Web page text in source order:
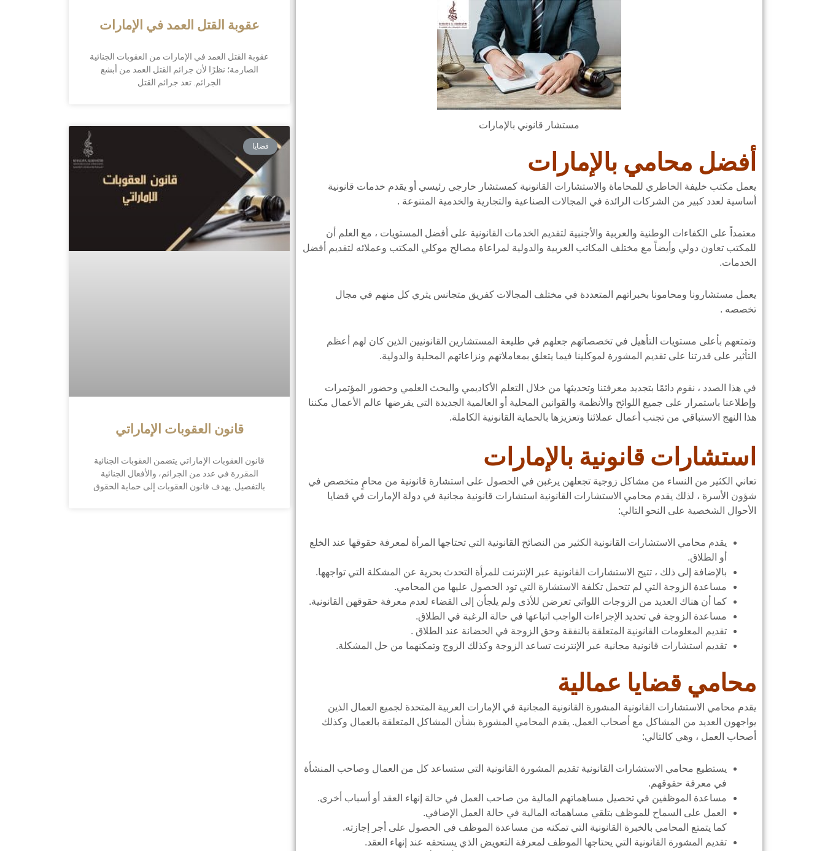
مستشار قانوني بالإمارات
أفضل محامي بالإمارات
يعمل مكتب خليفة الخاطري للمحاماة والاستشارات القانونية كمستشار خارجي رئيسي أو يقدم خدمات قانونية
أساسية لعدد كبير من الشركات الرائدة في المجالات الصناعية والتجارية والخدمية المتنوعة .
معتمداً على الكفاءات الوطنية والعربية والأجنبية لتقديم الخدمات القانونية على أفضل المستويات ، مع العلم أن
للمكتب تعاون دولي وأيضاً مع مختلف المكاتب العربية والدولية لمراعاة مصالح موكلي المكتب وعملائه لتقديم أفضل
الخدمات.
يعمل مستشارونا ومحامونا بخبراتهم المتعددة في مختلف المجالات كفريق متجانس يثري كل منهم في مجال
تخصصه .
وتمتعهم بأعلى مستويات التأهيل في تخصصاتهم جعلهم في طليعة المستشارين القانونيين الذين كان لهم أعظم
التأثير على قدرتنا على تقديم المشورة لموكلينا فيما يتعلق بمعاملاتهم ونزاعاتهم المحلية والدولية.
في هذا الصدد ، نقوم دائمًا بتجديد معرفتنا وتحديثها من خلال التعلم الأكاديمي والبحث العلمي وحضور المؤتمرات
وإطلاعنا باستمرار على جميع اللوائح والأنظمة والقوانين المحلية أو العالمية الجديدة التي يفرضها عالم الأعمال مكننا
هذا النهج الاستباقي من تجنب أعمال عملائنا وتعزيزها بالحماية القانونية الكاملة.
استشارات قانونية بالإمارات
تعاني الكثير من النساء من مشاكل زوجية تجعلهن يرغبن في الحصول على استشارة قانونية من محامٍ متخصص في
شؤون الأسرة ، لذلك يقدم محامي الاستشارات القانونية استشارات قانونية مجانية في دولة الإمارات في قضايا
الأحوال الشخصية على النحو التالي:
يقدم محامي الاستشارات القانونية الكثير من النصائح القانونية التي تحتاجها المرأة لمعرفة حقوقها عند الخلع
أو الطلاق.
بالإضافة إلى ذلك ، تتيح الاستشارات القانونية عبر الإنترنت للمرأة التحدث بحرية عن المشكلة التي تواجهها.
مساعدة الزوجة التي لم تتحمل تكلفة الاستشارة التي تود الحصول عليها من المحامي.
كما أن هناك العديد من الزوجات اللواتي تعرضن للأذى ولم يلجأن إلى القضاء لعدم معرفة حقوقهن القانونية.
مساعدة الزوجة في تحديد الإجراءات الواجب اتباعها في حالة الرغبة في الطلاق.
تقديم المعلومات القانونية المتعلقة بالنفقة وحق الزوجة في الحضانة عند الطلاق .
تقديم استشارات قانونية مجانية عبر الإنترنت تساعد الزوجة وكذلك الزوج وتمكنهما من حل المشكلة.
محامي قضايا عمالية
يقدم محامي الاستشارات القانونية المشورة القانونية المجانية في الإمارات العربية المتحدة لجميع العمال الذين
يواجهون العديد من المشاكل مع أصحاب العمل. يقدم المحامي المشورة بشأن المشاكل المتعلقة بالعمال وكذلك
أصحاب العمل ، وهي كالتالي:
يستطيع محامي الاستشارات القانونية تقديم المشورة القانونية التي ستساعد كل من العمال وصاحب المنشأة
في معرفة حقوقهم.
مساعدة الموظفين في تحصيل مساهماتهم المالية من صاحب العمل في حالة إنهاء العقد أو أسباب أخرى.
العمل على السماح للموظف بتلقي مساهماته المالية في حالة العمل الإضافي.
كما يتمتع المحامي بالخبرة القانونية التي تمكنه من مساعدة الموظف في الحصول على أجر إجازته.
تقديم المشورة القانونية التي يحتاجها الموظف لمعرفة التعويض الذي يستحقه عند إنهاء العقد.
عقوبة القتل العمد في الإمارات
عقوبة القتل العمد في الإمارات من العقوبات الجنائية
الصارمة؛ نظرًا لأن جرائم القتل العمد من أبشع
الجرائم. تعد جرائم القتل
قضايا
قانون العقوبات الإماراتي
قانون العقوبات الإماراتي يتضمن العقوبات الجنائية
المقررة في عدد من الجرائم، والأفعال الجنائية
بالتفصيل. يهدف قانون العقوبات إلى حماية الحقوق